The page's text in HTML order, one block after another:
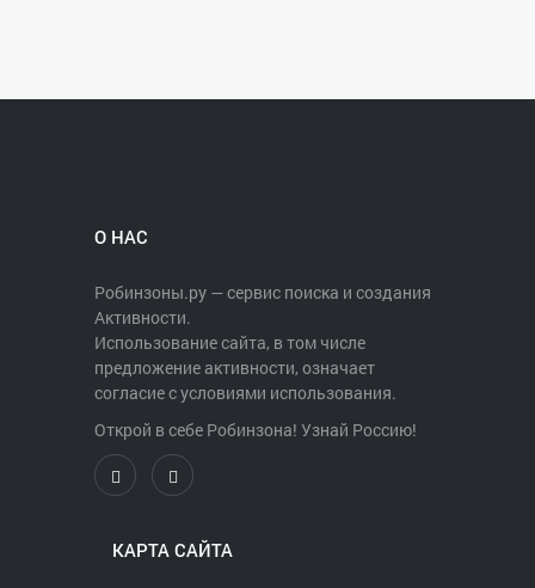
О НАС
Робинзоны.ру — сервис поиска и создания
Активности.
Использование сайта, в том числе
предложение активности, означает
согласие с условиями использования.
Открой в себе Робинзона! Узнай Россию!
КАРТА САЙТА